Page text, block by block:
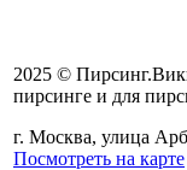
2025 ©
пирсинге и для
г. Москва, улица
Посмотреть на карте